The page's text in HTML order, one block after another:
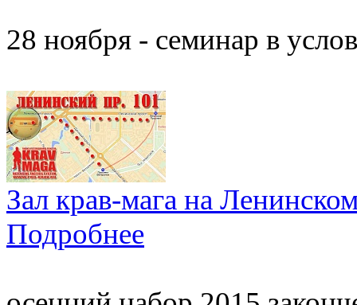
28 ноября - семинар в
Зал крав-мага на
Подробнее